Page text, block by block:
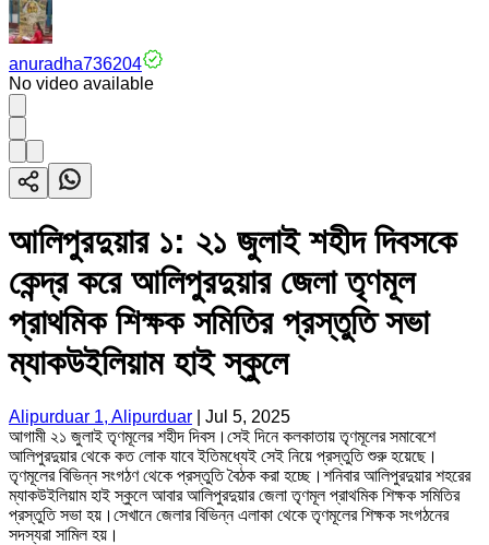
anuradha736204
No video available
আলিপুরদুয়ার ১: ২১ জুলাই শহীদ দিবসকে
কেন্দ্র করে আলিপুরদুয়ার জেলা তৃণমূল
প্রাথমিক শিক্ষক সমিতির প্রস্তুতি সভা
ম্যাকউইলিয়াম হাই স্কুলে
Alipurduar 1, Alipurduar
Jul 5, 2025
আগামী ২১ জুলাই তৃণমূলের শহীদ দিবস।সেই দিনে কলকাতায় তৃণমূলের সমাবেশে
আলিপুরদুয়ার থেকে কত লোক যাবে ইতিমধ্যেই সেই নিয়ে প্রস্তুতি শুরু হয়েছে।
তৃণমূলের বিভিন্ন সংগঠণ থেকে প্রস্তুতি বৈঠক করা হচ্ছে।শনিবার আলিপুরদুয়ার শহরের
ম্যাকউইলিয়াম হাই স্কুলে আবার আলিপুরদুয়ার জেলা তৃণমূল প্রাথমিক শিক্ষক সমিতির
প্রস্তুতি সভা হয়।সেখানে জেলার বিভিন্ন এলাকা থেকে তৃণমূলের শিক্ষক সংগঠনের
সদস্যরা সামিল হয়।